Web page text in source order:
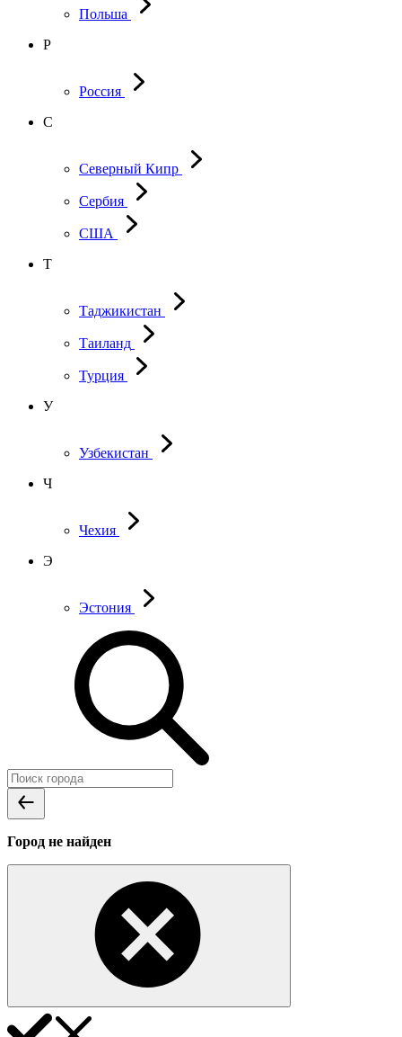
Польша
Р
Россия
С
Северный Кипр
Сербия
США
Т
Таджикистан
Таиланд
Турция
У
Узбекистан
Ч
Чехия
Э
Эстония
Город не найден